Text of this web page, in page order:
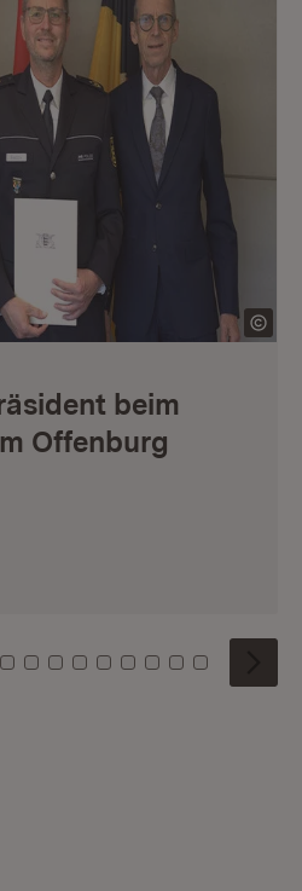
beim
Offenburg
2 3 4
Kachel: 5
Zu Kachel: 6
Zu Kachel: 7
Zu Kachel: 8
Zu Kachel: 9
Zu Kachel: 10
Zu Kachel: 11
Zu Kachel: 12
Zu Kachel:
Zu